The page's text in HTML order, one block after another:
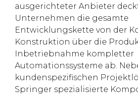
ausgerichteter Anbieter
Unternehmen die gesamte
Entwicklungskette von der
Konstruktion über die
Inbetriebnahme kompletter
Automationssysteme ab.
kundenspezifischen
Springer spezialisierte